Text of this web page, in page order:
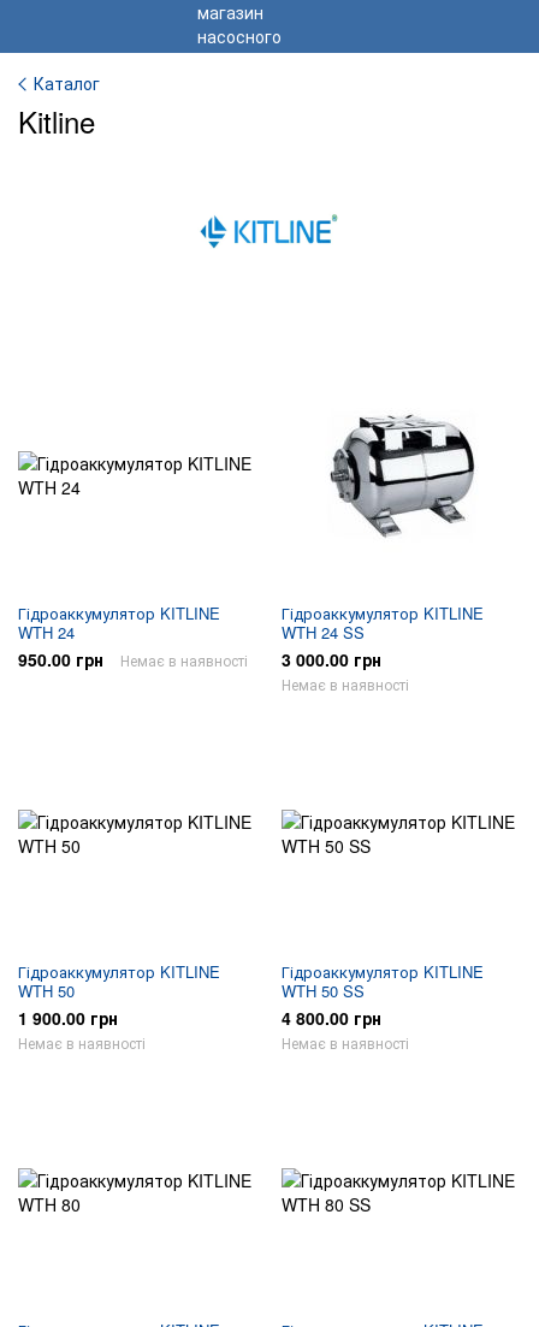
Каталог
Kitline
Гідроаккумулятор KITLINE
WTH 24
950.00 грн Немає в наявності
Гідроаккумулятор KITLINE
WTH 24 SS
3 000.00 грн
Немає в наявності
Гідроаккумулятор KITLINE
WTH 50
1 900.00 грн
Немає в наявності
Гідроаккумулятор KITLINE
WTH 50 SS
4 800.00 грн
Немає в наявності